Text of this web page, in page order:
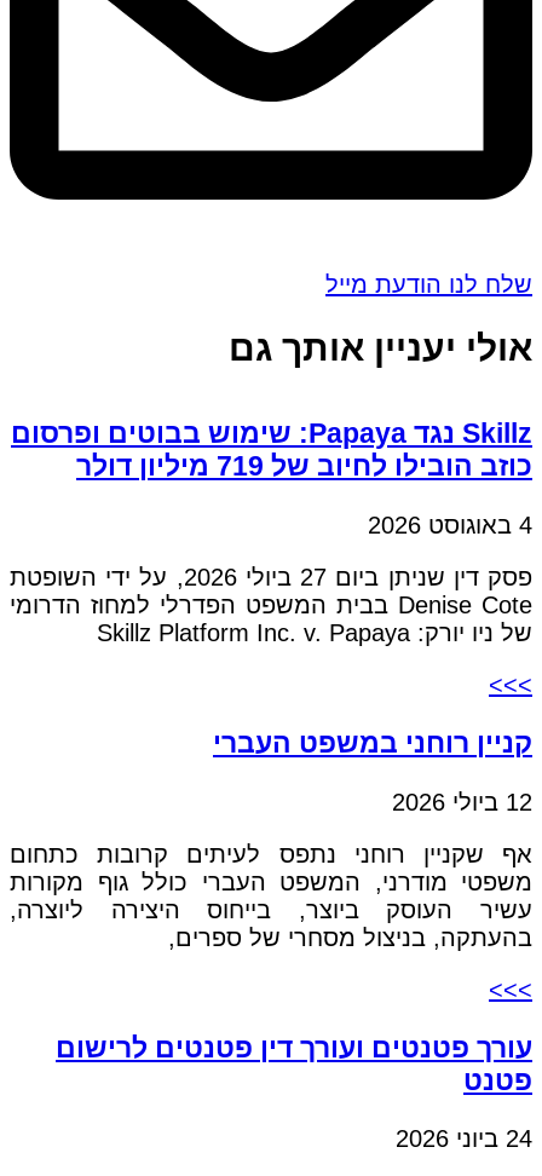
שלח לנו הודעת מייל
אולי יעניין אותך גם
Skillz נגד Papaya: שימוש בבוטים ופרסום
כוזב הובילו לחיוב של 719 מיליון דולר
4 באוגוסט 2026
פסק דין שניתן ביום 27 ביולי 2026, על ידי השופטת
Denise Cote בבית המשפט הפדרלי למחוז הדרומי
של ניו יורק: Skillz Platform Inc. v. Papaya
>>>
קניין רוחני במשפט העברי
12 ביולי 2026
אף שקניין רוחני נתפס לעיתים קרובות כתחום
משפטי מודרני, המשפט העברי כולל גוף מקורות
עשיר העוסק ביוצר, בייחוס היצירה ליוצרה,
בהעתקה, בניצול מסחרי של ספרים,
>>>
עורך פטנטים ועורך דין פטנטים לרישום
פטנט
24 ביוני 2026